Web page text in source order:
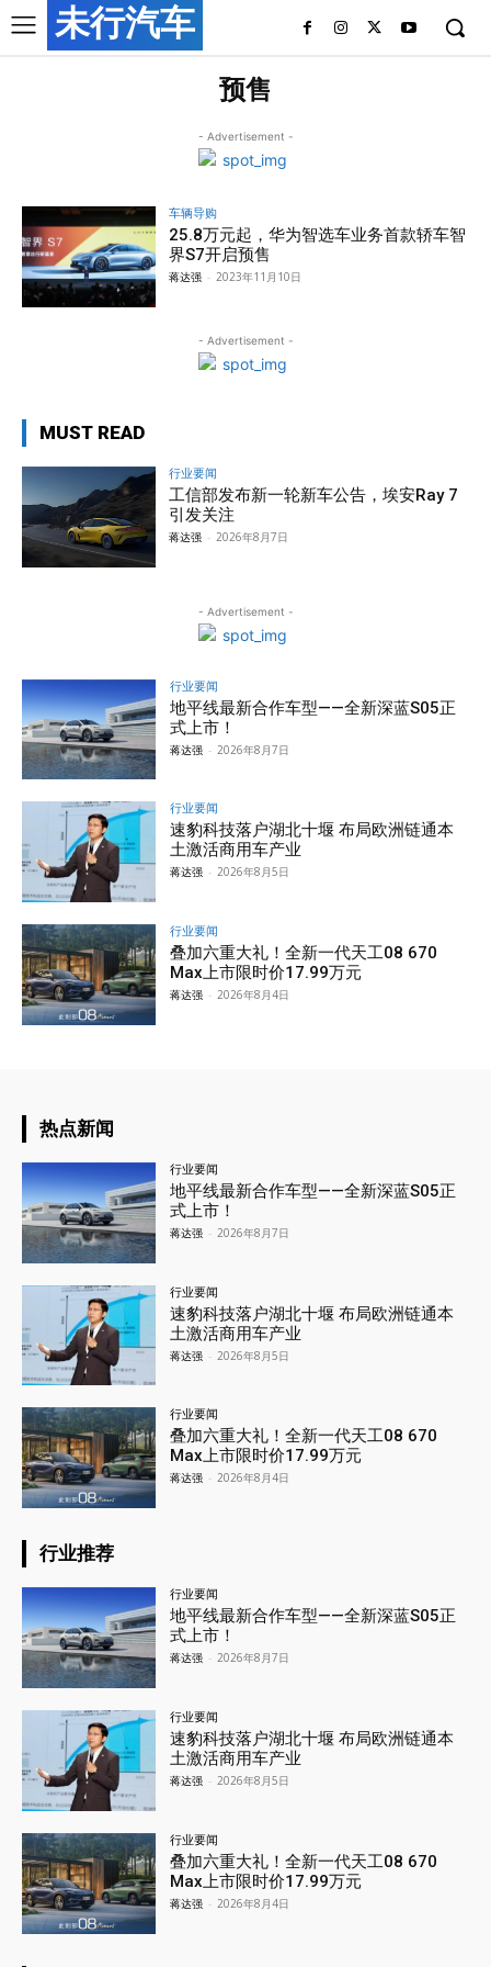
未行汽车
预售
- Advertisement -
车辆导购
25.8万元起，华为智选车业务首款轿车智
界S7开启预售
蒋达强 - 2023年11月10日
- Advertisement -
MUST READ
行业要闻
工信部发布新一轮新车公告，埃安Ray 7
引发关注
蒋达强 - 2026年8月7日
- Advertisement -
行业要闻
地平线最新合作车型——全新深蓝S05正
式上市！
蒋达强 - 2026年8月7日
行业要闻
速豹科技落户湖北十堰 布局欧洲链通本
土激活商用车产业
蒋达强 - 2026年8月5日
行业要闻
叠加六重大礼！全新一代天工08 670
Max上市限时价17.99万元
蒋达强 - 2026年8月4日
热点新闻
行业要闻
地平线最新合作车型——全新深蓝S05正
式上市！
蒋达强 - 2026年8月7日
行业要闻
速豹科技落户湖北十堰 布局欧洲链通本
土激活商用车产业
蒋达强 - 2026年8月5日
行业要闻
叠加六重大礼！全新一代天工08 670
Max上市限时价17.99万元
蒋达强 - 2026年8月4日
行业推荐
行业要闻
地平线最新合作车型——全新深蓝S05正
式上市！
蒋达强 - 2026年8月7日
行业要闻
速豹科技落户湖北十堰 布局欧洲链通本
土激活商用车产业
蒋达强 - 2026年8月5日
行业要闻
叠加六重大礼！全新一代天工08 670
Max上市限时价17.99万元
蒋达强 - 2026年8月4日